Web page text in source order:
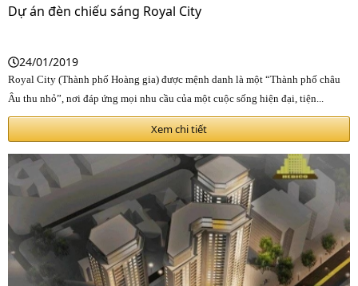
Dự án đèn chiếu sáng Royal City
24/01/2019
Royal City (Thành phố Hoàng gia) được mệnh danh là một “Thành phố châu
Âu thu nhỏ”, nơi đáp ứng mọi nhu cầu của một cuộc sống hiện đại, tiện...
Xem chi tiết